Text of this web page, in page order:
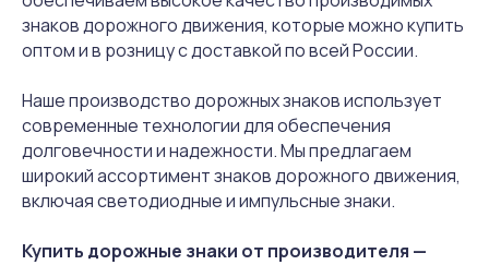
знаков дорожного движения, которые можно купить
оптом и в розницу с доставкой по всей России.
Наше производство дорожных знаков использует
современные технологии для обеспечения
долговечности и надежности. Мы предлагаем
широкий ассортимент знаков дорожного движения,
включая светодиодные и импульсные знаки.
Купить дорожные знаки от производителя —
Каталог
Знаки
Маски
Основы
ОДД
Услуги
Изготовление
Монтаж
Проектирование
Разметка
Информация